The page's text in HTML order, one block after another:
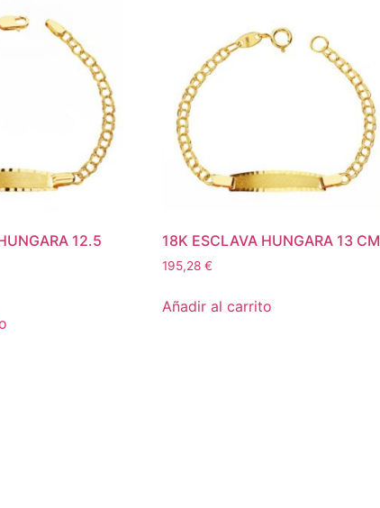
12.5
18K ESCLAVA HUNGARA 13 CM
195,28€
Añadir al carrito